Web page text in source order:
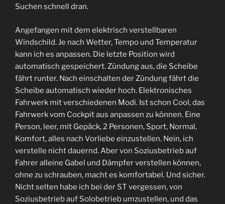
Suchen schnell dran.
Angefangen mit dem elektrisch verstellbaren
Windschild. Je nach Wetter, Tempo und Temperatur
kann ich es anpassen. Die letzte Position wird
automatisch gespeichert. Zündung aus, die Scheibe
fährt runter. Nach einschalten der Zündung fährt die
Scheibe automatisch wieder hoch. Elektronisches
Fahrwerk mit verschiedenen Modi. Ist schon Cool, das
Fahrwerk vom Cockpit aus anpassen zu können. Eine
Person, leer, mit Gepäck, 2 Personen, Sport, Normal,
Komfort, alles nach Vorliebe einzustellen. Nein, ich
verstelle nicht dauernd. Aber von Soziusbetrieb auf
Fahrer alleine Gabel und Dämpfer verstellen können,
ohne zu schrauben, macht es komfortabel. Und sicher.
Nicht selten habe ich bei der ST vergessen, von
Soziusbetrieb auf Solobetrieb umzustellen, und das